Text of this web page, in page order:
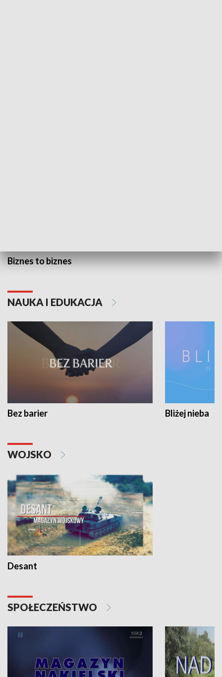
Biznes to biznes
NAUKA I EDUKACJA
Bez barier Bliżej nieba
WOJSKO
Desant
SPOŁECZEŃSTWO